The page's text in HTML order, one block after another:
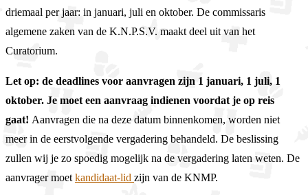
driemaal per jaar: in januari, juli en oktober. De commissaris
algemene zaken van de K.N.P.S.V. maakt deel uit van het
Curatorium.
Let op: de deadlines voor aanvragen zijn 1 januari, 1 juli, 1
oktober. Je moet een aanvraag indienen voordat je op reis
gaat! Aanvragen die na deze datum binnenkomen, worden niet
meer in de eerstvolgende vergadering behandeld. De beslissing
zullen wij je zo spoedig mogelijk na de vergadering laten weten. De
aanvrager moet kandidaat-lid zijn van de KNMP.